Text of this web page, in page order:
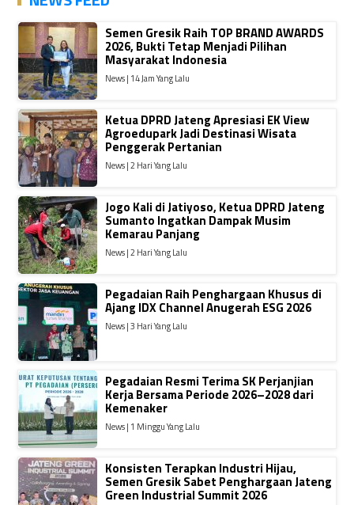
Semen Gresik Raih TOP BRAND AWARDS
2026, Bukti Tetap Menjadi Pilihan
Masyarakat Indonesia
News | 14 Jam Yang Lalu
Ketua DPRD Jateng Apresiasi EK View
Agroedupark Jadi Destinasi Wisata
Penggerak Pertanian
News | 2 Hari Yang Lalu
Jogo Kali di Jatiyoso, Ketua DPRD Jateng
Sumanto Ingatkan Dampak Musim
Kemarau Panjang
News | 2 Hari Yang Lalu
Pegadaian Raih Penghargaan Khusus di
Ajang IDX Channel Anugerah ESG 2026
News | 3 Hari Yang Lalu
Pegadaian Resmi Terima SK Perjanjian
Kerja Bersama Periode 2026–2028 dari
Kemenaker
News | 1 Minggu Yang Lalu
Konsisten Terapkan Industri Hijau,
Semen Gresik Sabet Penghargaan Jateng
Green Industrial Summit 2026